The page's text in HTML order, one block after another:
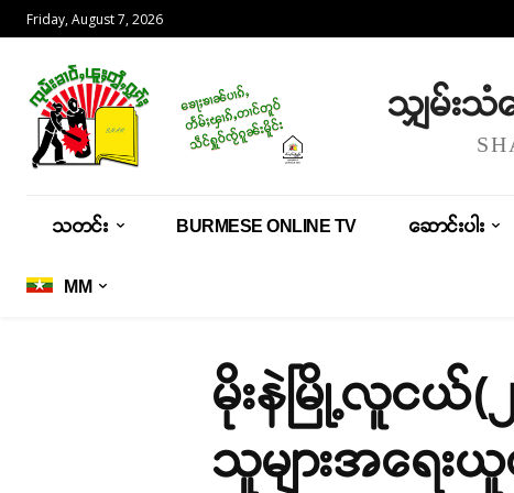
Friday, August 7, 2026
သျှမ်း
သတင်း BURMESE ONLINE TV ဆောင်းပါး
MM
မိုးနဲမြို့လူငယ်(
သူများအရေးယူ